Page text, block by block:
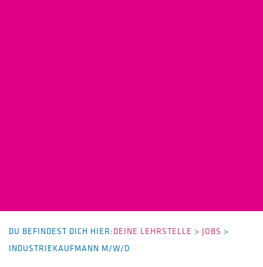
DU BEFINDEST DICH HIER:DEINE LEHRSTELLE > JOBS >
INDUSTRIEKAUFMANN M/W/D